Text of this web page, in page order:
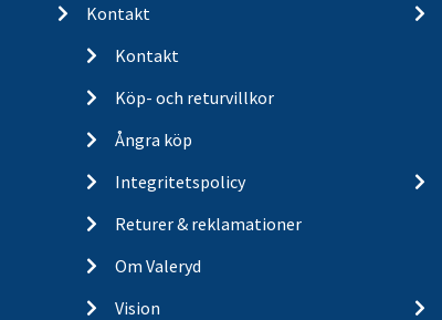
Kontakt
Kontakt
Köp- och returvillkor
Ångra köp
Integritetspolicy
Returer & reklamationer
Om Valeryd
Vision